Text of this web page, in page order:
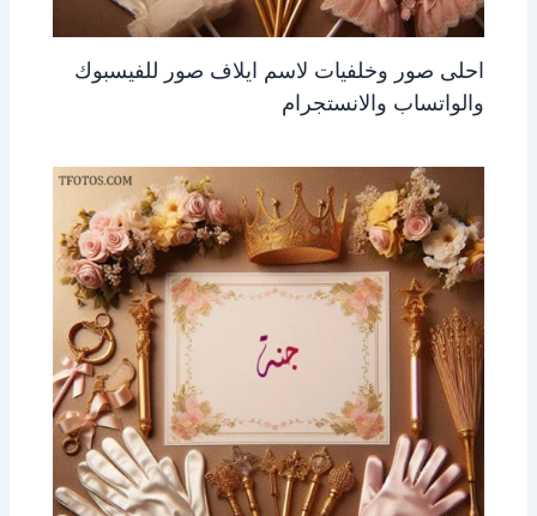
احلى صور وخلفيات لاسم ايلاف صور للفيسبوك
والواتساب والانستجرام